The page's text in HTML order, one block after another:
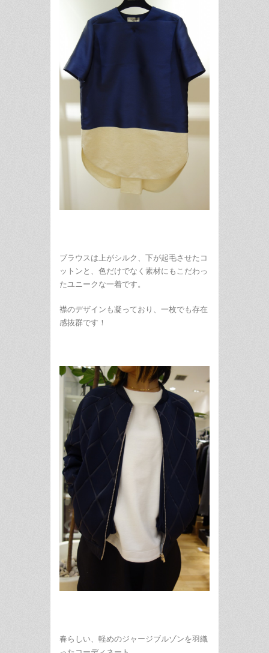
ブラウスは上がシルク、下が起毛させたコ
ットンと、色だけでなく素材にもこだわっ
たユニークな一着です。
襟のデザインも凝っており、一枚でも存在
感抜群です！
春らしい、軽めのジャージブルゾンを羽織